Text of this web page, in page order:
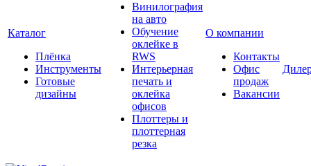
Каталог
Плёнка
Инструменты
Готовые
дизайны
Винилография
на авто
Обучение
оклейке в
RWS
Интерьерная
печать и
оклейка
офисов
Плоттеры и
плоттерная
резка
О компании
Контакты
Офис
продаж
Вакансии